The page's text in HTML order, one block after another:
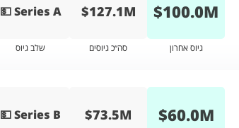
M
100.0
$
גיוס אחרון
$127.1M
סה״כ גיוסים
💵 Series A
שלב גיוס
M
60.0
$
$73.5M
💵 Series B